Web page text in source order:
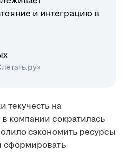
и интеграцию в
текучесть на
компании сократилась
сэкономить ресурсы
сформировать